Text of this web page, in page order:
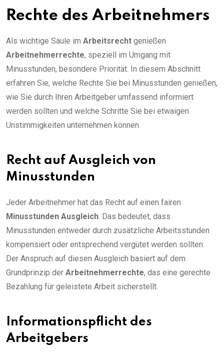
Rechte des Arbeitnehmers
Als wichtige Säule im Arbeitsrecht genießen
Arbeitnehmerrechte, speziell im Umgang mit
Minusstunden, besondere Priorität. In diesem Abschnitt
erfahren Sie, welche Rechte Sie bei Minusstunden genießen,
wie Sie durch Ihren Arbeitgeber umfassend informiert
werden sollten und welche Schritte Sie bei etwaigen
Unstimmigkeiten unternehmen können.
Recht auf Ausgleich von
Minusstunden
Jeder Arbeitnehmer hat das Recht auf einen fairen
Minusstunden Ausgleich. Das bedeutet, dass
Minusstunden entweder durch zusätzliche Arbeitsstunden
kompensiert oder entsprechend vergütet werden sollten.
Der Anspruch auf diesen Ausgleich basiert auf dem
Grundprinzip der Arbeitnehmerrechte, das eine gerechte
Bezahlung für geleistete Arbeit sicherstellt.
Informationspflicht des
Arbeitgebers